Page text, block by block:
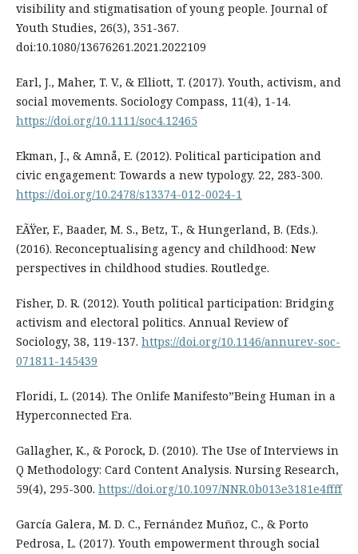
visibility and stigmatisation of young people. Journal of
Youth Studies, 26(3), 351-367.
doi:10.1080/13676261.2021.2022109
Earl, J., Maher, T. V., & Elliott, T. (2017). Youth, activism, and
social movements. Sociology Compass, 11(4), 1-14.
https://doi.org/10.1111/soc4.12465
Ekman, J., & Amnå, E. (2012). Political participation and
civic engagement: Towards a new typology. 22, 283-300.
https://doi.org/10.2478/s13374-012-0024-1
EÃŸer, F., Baader, M. S., Betz, T., & Hungerland, B. (Eds.).
(2016). Reconceptualising agency and childhood: New
perspectives in childhood studies. Routledge.
Fisher, D. R. (2012). Youth political participation: Bridging
activism and electoral politics. Annual Review of
Sociology, 38, 119-137. https://doi.org/10.1146/annurev-soc-
071811-145439
Floridi, L. (2014). The Onlife Manifesto”Being Human in a
Hyperconnected Era.
Gallagher, K., & Porock, D. (2010). The Use of Interviews in
Q Methodology: Card Content Analysis. Nursing Research,
59(4), 295-300. https://doi.org/10.1097/NNR.0b013e3181e4ffff
García Galera, M. D. C., Fernández Muñoz, C., & Porto
Pedrosa, L. (2017). Youth empowerment through social